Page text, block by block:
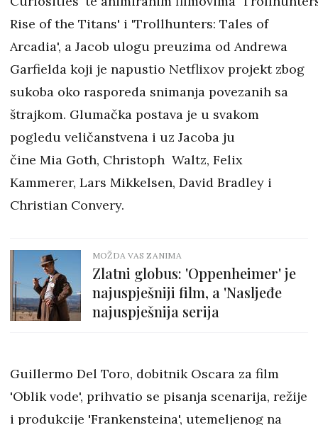
Rise of the Titans' i 'Trollhunters: Tales of
Arcadia', a Jacob ulogu preuzima od Andrewa
Garfielda koji je napustio Netflixov projekt zbog
sukoba oko rasporeda snimanja povezanih sa
štrajkom. Glumačka postava je u svakom
pogledu veličanstvena i uz Jacoba ju
čine Mia Goth, Christoph Waltz, Felix
Kammerer, Lars Mikkelsen, David Bradley i
Christian Convery.
MOŽDA VAS ZANIMA
Zlatni globus: 'Oppenheimer' je
najuspješniji film, a 'Nasljeđe
najuspješnija serija
Guillermo Del Toro, dobitnik Oscara za film
'Oblik vode', prihvatio se pisanja scenarija, režije
i produkcije 'Frankensteina', utemeljenog na